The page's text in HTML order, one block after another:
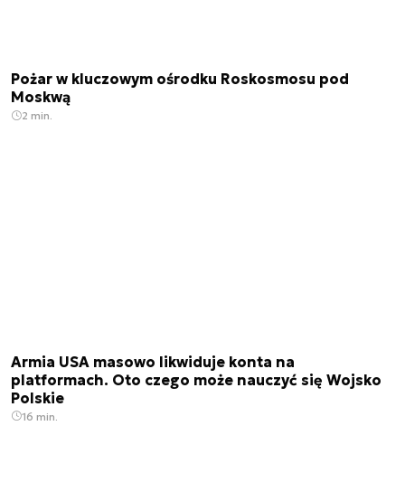
Pożar w kluczowym ośrodku Roskosmosu pod
Moskwą
2 min.
Armia USA masowo likwiduje konta na
platformach. Oto czego może nauczyć się Wojsko
Polskie
16 min.